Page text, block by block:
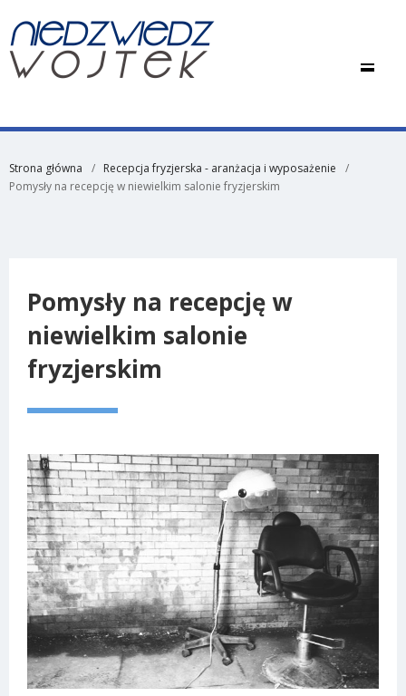
Strona główna
Recepcja fryzjerska - aranżacja i wyposażenie
Pomysły na recepcję w niewielkim salonie fryzjerskim
Pomysły na recepcję w
niewielkim salonie
fryzjerskim